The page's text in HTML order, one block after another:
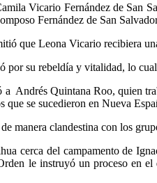
Vicario Fernández de San
Fernández de San
que Leona Vicario recibiera
por su rebeldía y vitalidad, lo
Andrés Quintana Roo, quien
que se sucedieron en Nueva
manera clandestina con los
cerca del campamento de
le instruyó un proceso en